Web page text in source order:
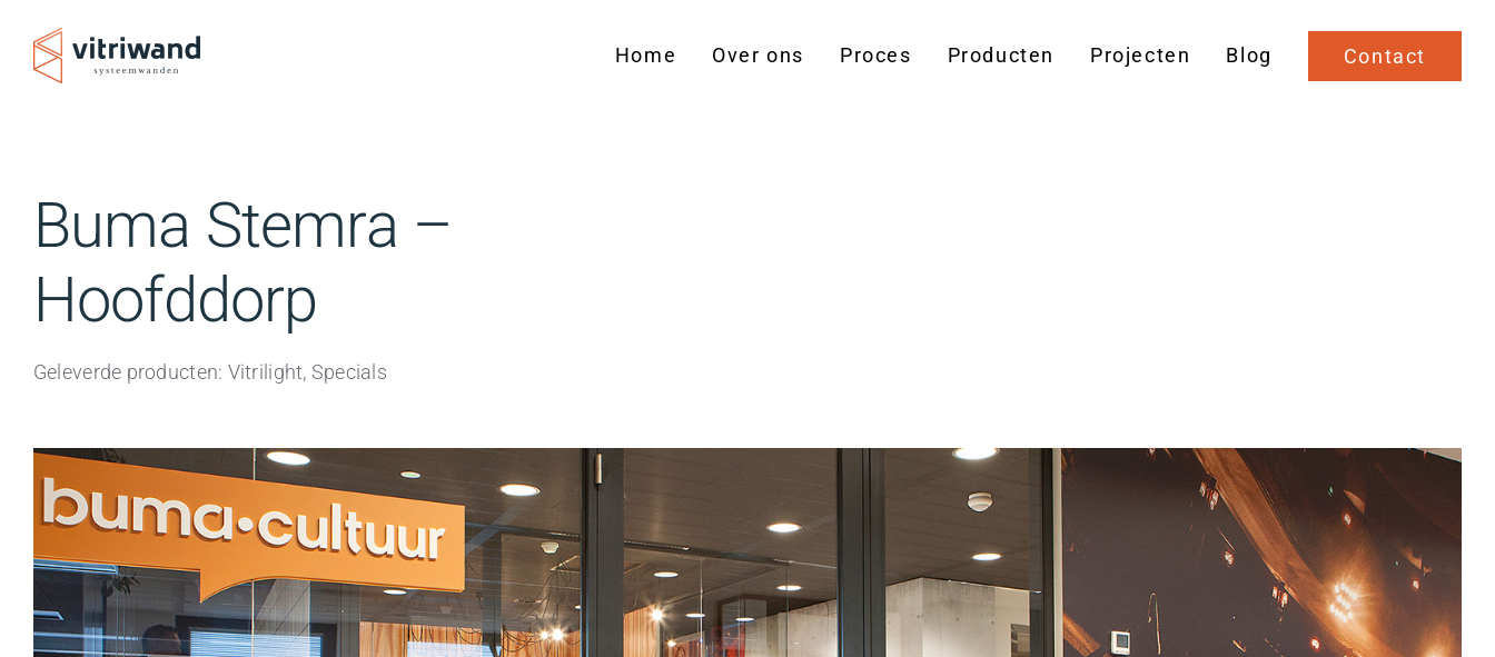
naar
inhoud
Home Over ons Proces Producten Projecten Blog Contact
Buma Stemra –
Hoofddorp
Geleverde producten: Vitrilight, Specials